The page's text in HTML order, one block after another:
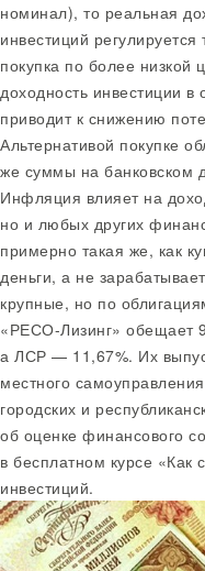
номинал), то реальная
инвестиций
покупка по более низкой
доходность инвестиции
приводит к снижению
Альтернативой покупке
же суммы на банковском
Инфляция влияет на
но и любых других
примерно такая же, как
деньги, а не
крупные, но по
«РЕСО-Лизинг» обещает
а ЛСР — 11,67%. Их
местного
городских и
об оценке финансового
в бесплатном курсе «Как
инвестиций.